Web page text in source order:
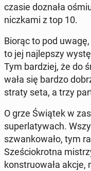
czasie doznała
nicz­ka­mi z top 10.
Biorąc to pod
to jej naj­lep­szy
Tym bar­dziej, że do
wa­ła się bardzo
straty seta, a trzy
O grze Świątek w
su­per­la­ty­wach.
szwan­ko­wa­ło, tym
Sze­ścio­krot­na
kon­stru­owa­ła akcje,